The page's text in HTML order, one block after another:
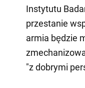
Instytutu
przestanie
armia będzie
"z dobrymi